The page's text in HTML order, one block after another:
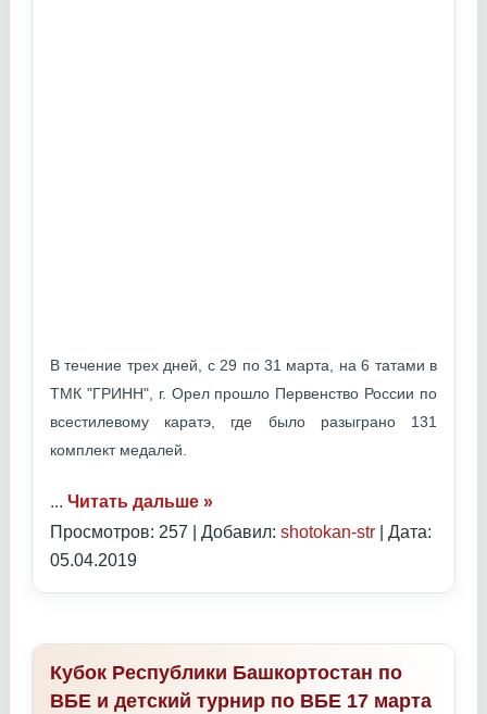
В течение трех дней, с 29 по 31 марта, на 6 татами в
ТМК "ГРИНН", г. Орел прошло Первенство России по
всестилевому каратэ, где было разыграно 131
комплект медалей.
... Читать дальше »
Просмотров: 257 | Добавил: shotokan-str | Дата:
05.04.2019
Кубок Республики Башкортостан по
ВБЕ и детский турнир по ВБЕ 17 марта